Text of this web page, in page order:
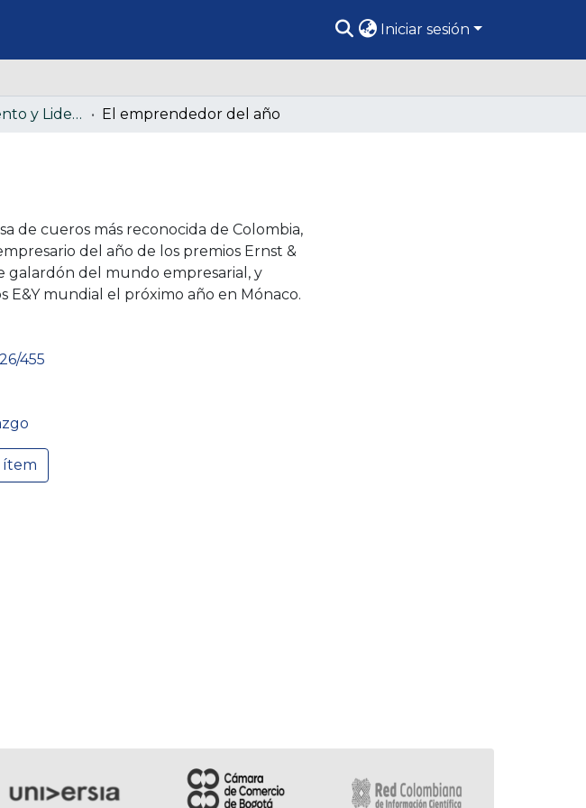
Iniciar sesión
Emprendimiento y Liderazgo El emprendedor del año
de cueros más reconocida de Colombia,
del año de los premios Ernst &
galardón del mundo empresarial, y
E&Y mundial el próximo año en Mónaco.
455
ítem